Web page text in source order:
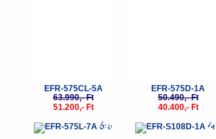
EFR-575CL-5A
63.990,- Ft
51.200,- Ft
EFR-575D-1A
50.490,- Ft
40.400,- Ft
-20% -